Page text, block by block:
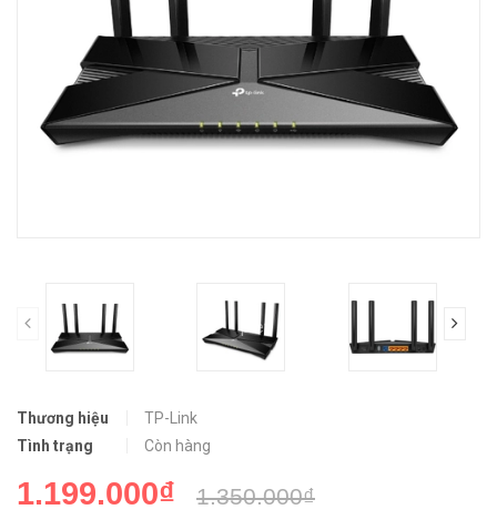
prev
Thương hiệu
TP-Link
Tình trạng
Còn hàng
1.199.000₫ 1.350.000₫